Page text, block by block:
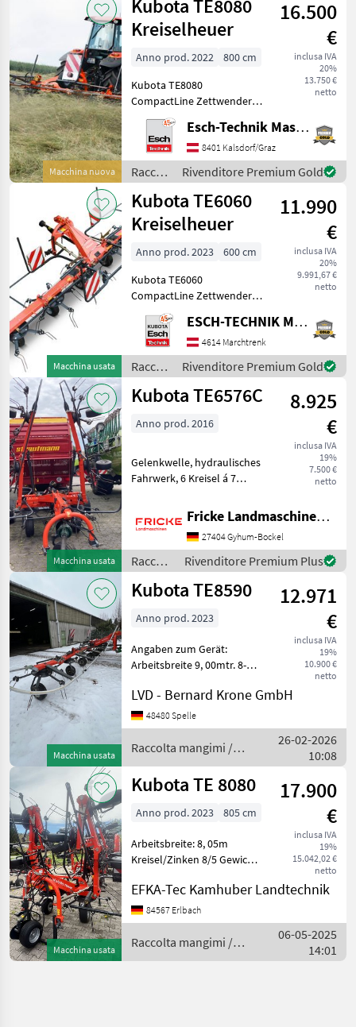
/
Kubota
Macchina nuova
Kubota TE8080
Kreiselheuer
16.500
€
inclusa IVA
20%
13.750 €
netto
Anno prod. 2022
800 cm
Kubota TE8080
CompactLine Zettwender -
Lagernde Neumaschine
zum Sonderpreis! -
Arbeitsbreite 8, 05 m - 8
Kreisel, je 5 Zinkenarme -
Transportbreite 2, 80 m -
Esch-Technik Maschinenhandels GmbH, Vertriebszentrum Süd
8401 Kalsdorf/Graz
Raccolta
mangimi
/
Kubota
Rivenditore Premium Gold
Macchina usata
Kubota TE6060
Kreiselheuer
11.990
€
inclusa IVA
20%
9.991,67 €
netto
Anno prod. 2023
600 cm
Kubota TE6060
CompactLine Zettwender -
Lagernde Neumaschine
zum Sonderpreis! -
Arbeitsbreite 6, 05 m - 6
Kreisel, je 5 Zinkenarme -
Transportbreite 2, 75 m -
Kas
ESCH-TECHNIK Maschinenhandels GmbH, Marchtrenk
4614 Marchtrenk
Raccolta
mangimi
/
Rivenditore Premium Gold
Macchina usata
Kubota TE6576C
8.925
€
inclusa IVA
19%
7.500 €
netto
Anno prod. 2016
Gelenkwelle, hydraulisches
Fahrwerk, 6 Kreisel á 7
Grenzstreueinrichtung,
Tastrad am Anbaubock
Raccolta mangimi
Voltafieno
Fricke Landmaschinen GmbH
27404 Gyhum-Bockel
Raccolta
mangimi
/
Rivenditore Premium Plus
Macchina usata
Kubota TE8590
12.971
€
inclusa IVA
19%
10.900 €
netto
Anno prod. 2023
Angaben zum Gerät:
Arbeitsbreite 9, 00mtr. 8-
Zinkenarme Gewicht
1260kg hydrl. klappbar
Zentralverstellung f.
Grenzstreueinrichtung
LVD - Bernard Krone GmbH
48480 Spelle
Raccolta mangimi /
Kubota
26-02-2026
10:08
Macchina usata
Kubota TE 8080
17.900
€
inclusa IVA
19%
15.042,02 €
netto
Anno prod. 2023 805 cm
Arbeitsbreite: 8, 05m
Kreisel/Zinken 8/5 Gewicht
Sollevamento: Regolazione
idraulica dell'altezza,
Voltafieno portato,
Illuminazione, Dispositi
EFKA-Tec Kamhuber Landtechnik
84567 Erlbach
Raccolta mangimi /
Kubota
06-05-2025
14:01